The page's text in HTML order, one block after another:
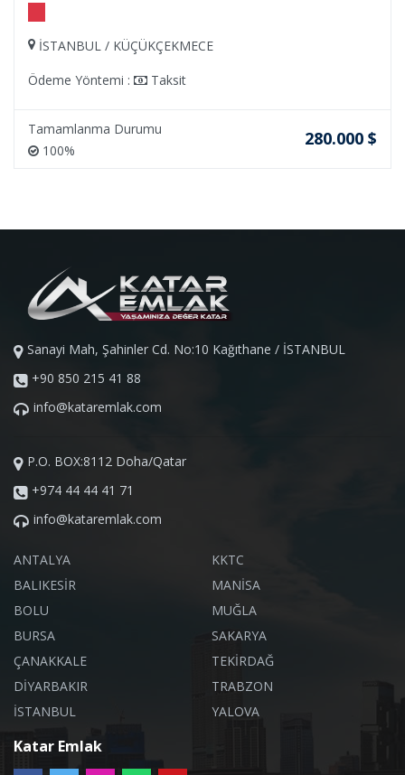
İSTANBUL / KÜÇÜKÇEKMECE
Ödeme Yöntemi :
Taksit
Tamamlanma Durumu
100%
280.000 $
Sanayi Mah, Şahinler Cd. No:10 Kağıthane / İSTANBUL
+90 850 215 41 88
info@kataremlak.com
P.O. BOX:8112 Doha/Qatar
+974 44 44 41 71
info@kataremlak.com
ANTALYA
BALIKESİR
BOLU
BURSA
ÇANAKKALE
DİYARBAKIR
İSTANBUL
KKTC
MANİSA
MUĞLA
SAKARYA
TEKİRDAĞ
TRABZON
YALOVA
Katar Emlak